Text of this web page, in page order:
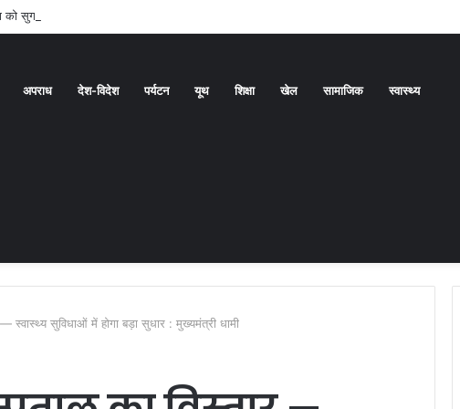
को सुगम बनाने की दिशा में बड़ा कदम
अपराध देश-विदेश पर्यटन यूथ शिक्षा खेल सामाजिक स्वास्थ्य
स्वास्थ्य सुविधाओं में होगा बड़ा सुधार : मुख्यमंत्री धामी